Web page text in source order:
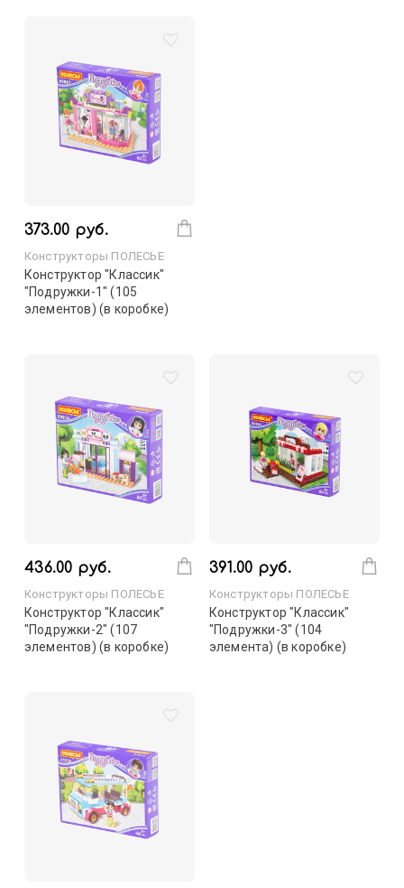
373.00 руб.
Конструкторы ПОЛЕСЬЕ
Конструктор "Классик"
"Подружки-1" (105
элементов) (в коробке)
436.00 руб.
Конструкторы ПОЛЕСЬЕ
Конструктор "Классик"
"Подружки-2" (107
элементов) (в коробке)
391.00 руб.
Конструкторы ПОЛЕСЬЕ
Конструктор "Классик"
"Подружки-3" (104
элемента) (в коробке)